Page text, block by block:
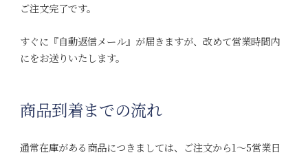
ご注文完了です。
すぐに『自動返信メール』が届きますが、改めて営業時間内
にをお送りいたします。
商品到着までの流れ
通常在庫がある商品につきましては、ご注文から1～5営業日